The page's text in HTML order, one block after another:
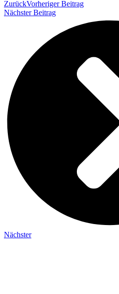
ZurückVorheriger Beitrag
Nächster Beitrag
Nächster